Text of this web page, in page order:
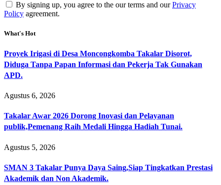
By signing up, you agree to the our terms and ourPrivacy
Policy agreement.
What's Hot
Proyek Irigasi di Desa Moncongkomba Takalar Disorot,
Diduga Tanpa Papan Informasi dan Pekerja Tak Gunakan
APD.
Agustus 6, 2026
Takalar Awar 2026 Dorong Inovasi dan Pelayanan
publik,Pemenang Raih Medali Hingga Hadiah Tunai.
Agustus 5, 2026
SMAN 3 Takalar Punya Daya Saing,Siap Tingkatkan Prestasi
Akademik dan Non Akademik.